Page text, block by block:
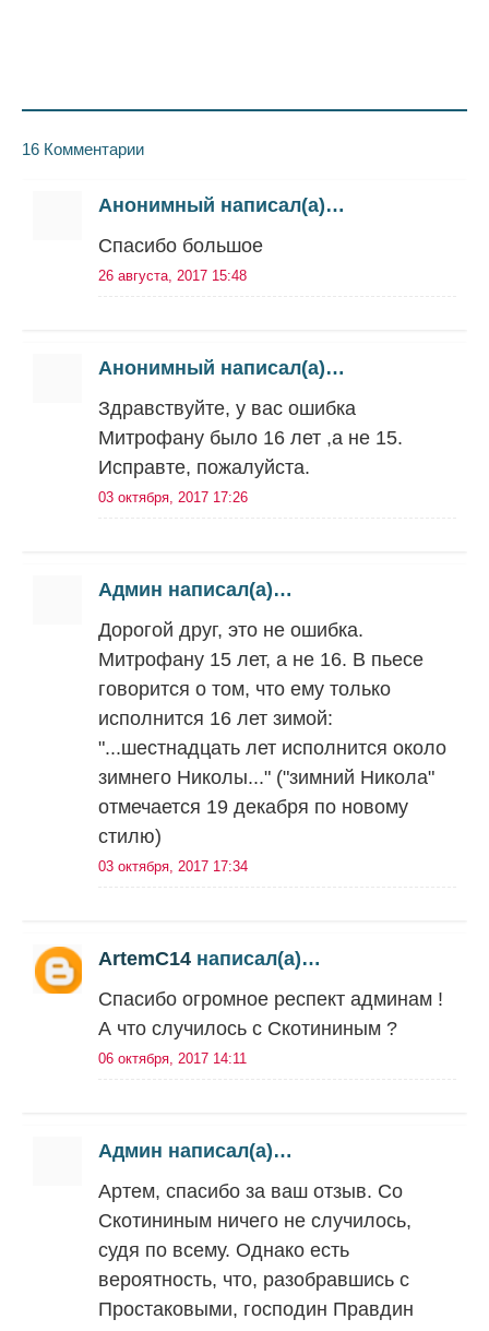
16 Комментарии
Анонимный написал(а)…
Спасибо большое
26 августа, 2017 15:48
Анонимный написал(а)…
Здравствуйте, у вас ошибка
Митрофану было 16 лет ,а не 15.
Исправте, пожалуйста.
03 октября, 2017 17:26
Админ написал(а)…
Дорогой друг, это не ошибка.
Митрофану 15 лет, а не 16. В пьесе
говорится о том, что ему только
исполнится 16 лет зимой:
"...шестнадцать лет исполнится около
зимнего Николы..." ("зимний Никола"
отмечается 19 декабря по новому
стилю)
03 октября, 2017 17:34
ArtemC14 написал(а)…
Спасибо огромное респект админам !
А что случилось с Скотининым ?
06 октября, 2017 14:11
Админ написал(а)…
Артем, спасибо за ваш отзыв. Со
Скотининым ничего не случилось,
судя по всему. Однако есть
вероятность, что, разобравшись с
Простаковыми, господин Правдин